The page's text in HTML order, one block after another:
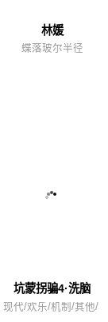
林媛
蝶落玻尔半径
进阶
坑蒙拐骗4·洗脑
现代/欢乐/机制/其他/